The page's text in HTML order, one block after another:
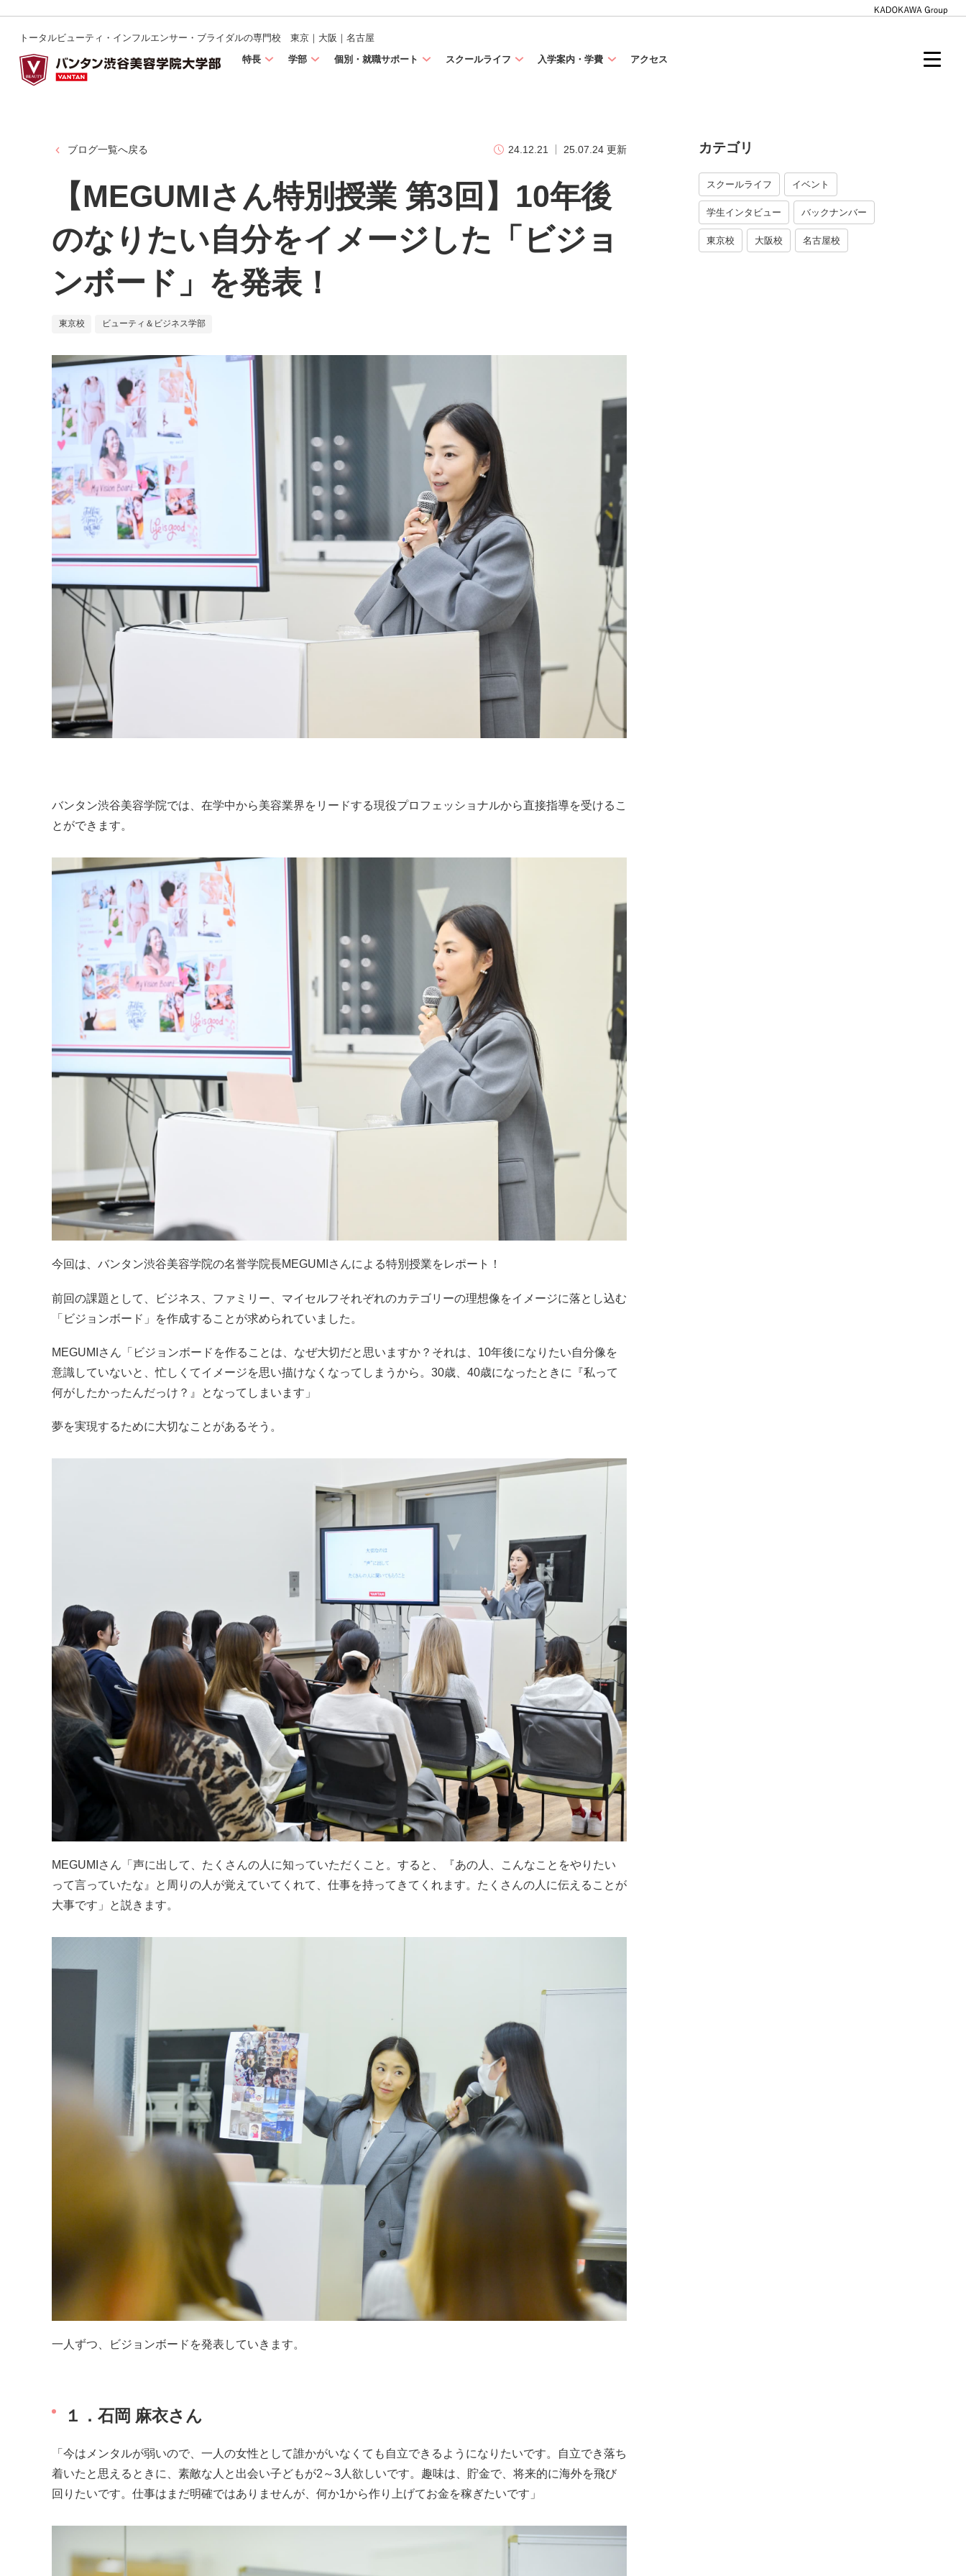
トータルビューティ・インフルエンサー・ブライダルの専門校 東京｜大阪｜名古屋
特長
学部 個別・就職サポート スクールライフ 入学案内・学費 アクセス
ブログ一覧へ戻る 24.12.21 25.07.24 更新
【MEGUMIさん特別授業 第3回】10年後
のなりたい自分をイメージした「ビジョ
ンボード」を発表！
東京校 ビューティ＆ビジネス学部
バンタン渋谷美容学院では、在学中から美容業界をリードする現役プロフェッショナルから直接指導を受けるこ
とができます。
今回は、バンタン渋谷美容学院の名誉学院長MEGUMI さんによる特別授業をレポート！
前回の課題として、ビジネス、ファミリー、マイセルフそれぞれのカテゴリーの理想像をイメージに落とし込む
「ビジョンボード」を作成することが求められていました。
MEGUMIさん「ビジョンボードを作ることは、なぜ大切だと思いますか？それは、 10年後になりたい自分像を
意識していないと、忙しくてイメージを思い描けなくなってしまうから。 30歳、 40歳になったときに『私って
何がしたかったんだっけ？』となってしまいます」
夢を実現するために大切なことがあるそう。
MEGUMIさん「声に出して、たくさんの人に知っていただくこと。すると、『あの人、こんなことをやりたい
って言っていたな』と周りの人が覚えていてくれて、仕事を持ってきてくれます。たくさんの人に伝えることが
大事です」と説きます。
一人ずつ、ビジョンボードを発表していきます。
１．石岡 麻衣さん
「今はメンタルが弱いので、一人の女性として誰かがいなくても自立できるようになりたいです。自立でき落ち
着いたと思えるときに、素敵な人と出会い子どもが2 ～3 人欲しいです。趣味は、貯金で、将来的に海外を飛び
回りたいです。仕事はまだ明確ではありませんが、何か1から作り上げてお金を稼ぎたいです」
カテゴリ
スクールライフ イベント
学生インタビュー バックナンバー
東京校 大阪校 名古屋校